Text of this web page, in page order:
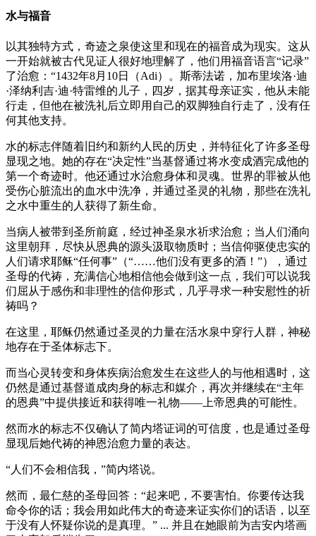
水与福音
以其独特方式，奇迹之泉使这里和现在的福音成为现实。这从
一开始就被古代见证人很好地理解了，他们用福音语言“记录”
了治愈：“1432年8月10日（Adi）。斯蒂法诺，加布里埃洛·迪
·泽纳利吉·迪·特雷维的儿子，四岁，据其母亲证实，他从未能
行走，但他在被洗礼后立即用自己的双脚独自行走了，没有任
何其他支持。
水的标志伴随着旧约和新约人民的历史，并特征化了许多圣母
显现之地。她的存在“决定性”当基督通过将水变成酒完成他的
第一个奇迹时。他还通过水治愈身体和灵魂。世界的罪被从他
受伤心脏流出的血水中洗净，并通过圣灵的礼物，那些在洗礼
之水中重生的人获得了新生命。
当病人被带到圣所前庭，经过神圣泉水祈求治愈；当人们涌向
这里朝拜，尽快从恩典的源头汲取物质时；当信仰驱使忠实的
人们请求耶稣“任何事”（“……他们没有更多的酒！”），通过
圣母的代祷，充满信心地相信他会做到这一点，我们可以说我
们屈从于感伤和非理性的信仰形式，几乎寻求一种安慰性的祈
祷吗？
在这里，耶稣仍然通过圣灵的力量在活水泉中穿行人群，神秘
地存在于圣体标志下。
而当心灵转变和身体疾病治愈发生在这些人的与他相遇时，这
仍然是通过基督道成肉身的标志和媒介，再次并继续在“主年
的恩典”中提供接近和获得唯一礼物——上帝恩典的可能性。
然而水的标志不仅确认了简内塔证词的可信度，也是通过圣母
显现后她代祷的神恩治愈力量的表达。
“人们不会相信我，”简内塔说。
然而，最仁慈的圣母回答：“起来吧，不要害怕。你要传达我
命令你的话；我会用如此伟大的奇迹来证实你们的话语，以至
于没有人怀疑你说的是真理。” ... 并且在她眼前为吉安内塔画